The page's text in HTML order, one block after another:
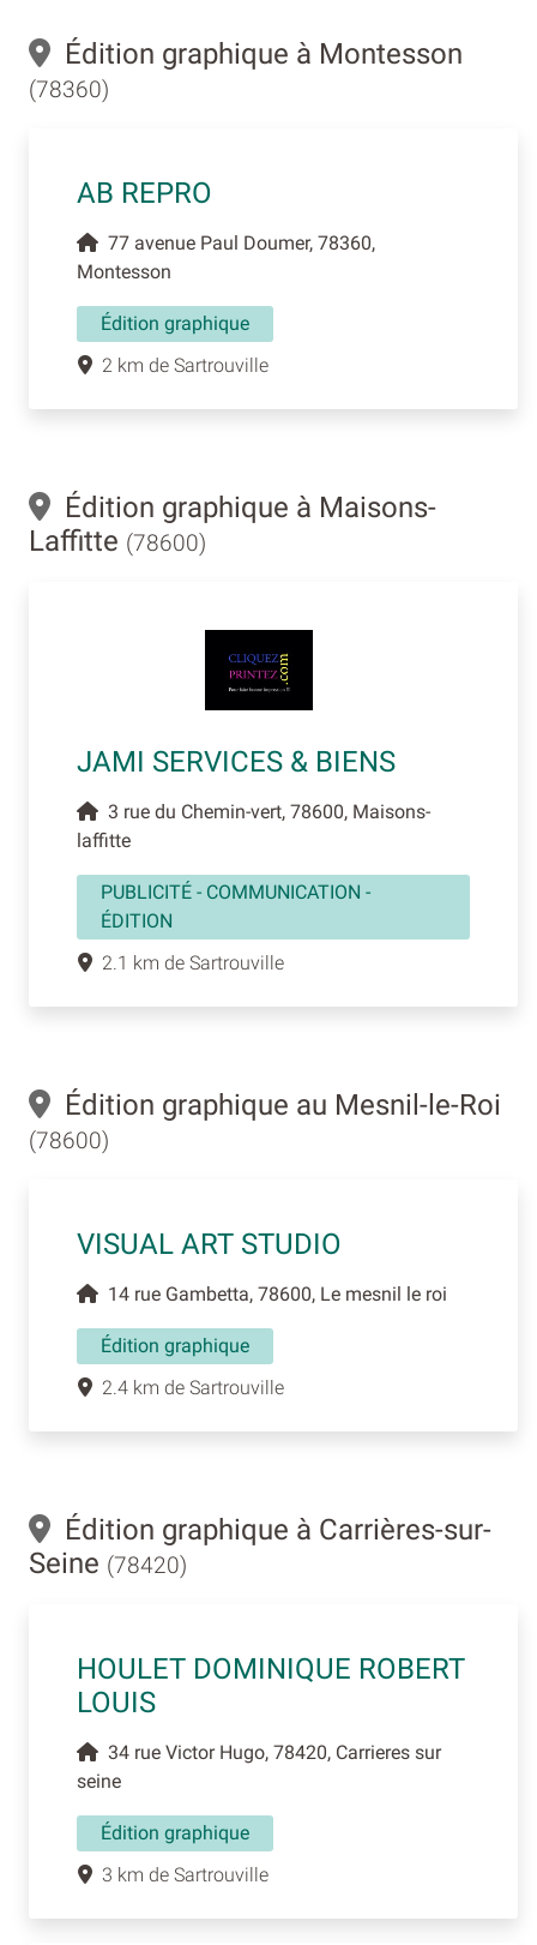
Édition graphique à Montesson
(78360)
AB REPRO
77 avenue Paul Doumer, 78360,
Montesson
Édition graphique
2 km de Sartrouville
Édition graphique à Maisons-
Laffitte (78600)
JAMI SERVICES & BIENS
3 rue du Chemin-vert, 78600, Maisons-
laffitte
PUBLICITÉ - COMMUNICATION -
ÉDITION
2.1 km de Sartrouville
Édition graphique au Mesnil-le-Roi
(78600)
VISUAL ART STUDIO
14 rue Gambetta, 78600, Le mesnil le roi
Édition graphique
2.4 km de Sartrouville
Édition graphique à Carrières-sur-
Seine (78420)
HOULET DOMINIQUE ROBERT
LOUIS
34 rue Victor Hugo, 78420, Carrieres sur
seine
Édition graphique
3 km de Sartrouville